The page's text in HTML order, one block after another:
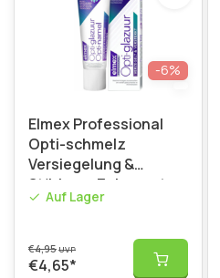
-6%
Elmex Professional
Opti-schmelz
Versiegelung &
Stärkung Zahnpasta
75mlAuf Lager
€4,95UVP
€4,65*